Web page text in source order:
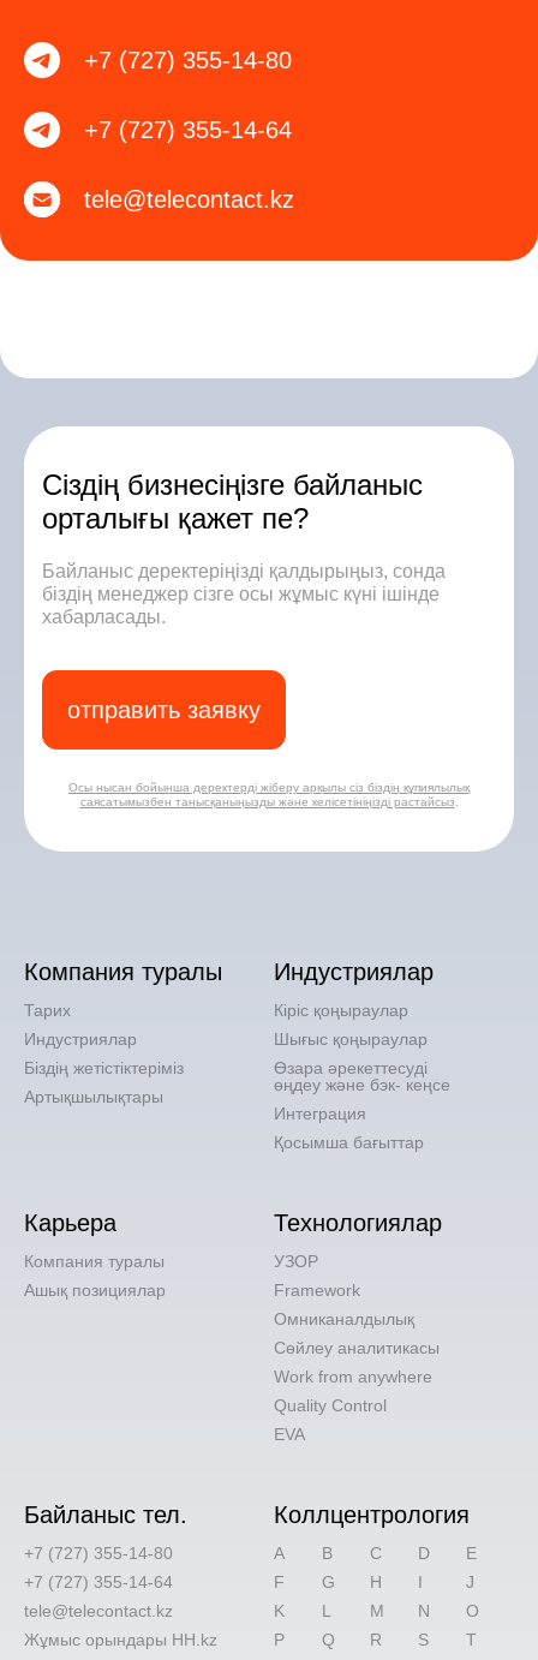
+7 (727) 355-14-80
+7 (727) 355-14-64
tele@telecontact.kz
Сіздің бизнесіңізге байланыс
орталығы қажет пе?
Байланыс деректеріңізді қалдырыңыз, сонда
біздің менеджер сізге осы жұмыс күні ішінде
хабарласады.
Осы нысан бойынша деректерді жіберу арқылы сіз біздің құпиялылық
саясатымызбен танысқаныңызды және келісетініңізді растайсыз
отправить заявку
Компания туралы
Тарих
Индустриялар
Біздің жетістіктеріміз
Артықшылықтары
Индустриялар
Кіріс қоңыраулар
Шығыс қоңыраулар
Өзара әрекеттесуді
өңдеу және бэк- кеңсе
Интеграция
Қосымша бағыттар
Карьера
Компания туралы
Ашық позициялар
Технологиялар
УЗОР
Framework
Омниканалдылық
Сөйлеу аналитикасы
Work from anywhere
Quality Control
EVA
Байланыс тел.
+7 (727) 355-14-80
+7 (727) 355-14-64
tele@telecontact.kz
Жұмыс орындары HH.kz
Коллцентрология
A B C D
E
F
G H I
J
K
L M N
O
P
Q R S
T